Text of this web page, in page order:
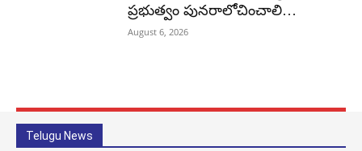
ప్రభుత్వం పునరాలోచించాలి…
August 6, 2026
Telugu News